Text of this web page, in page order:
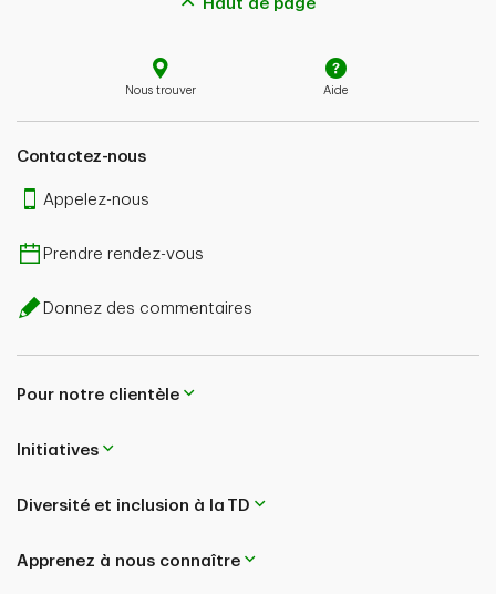
Haut de page
Nous trouver Aide
Contactez-nous
Appelez-nous
Prendre rendez-vous
Donnez des commentaires
Pour notre clientèle
Initiatives
Diversité et inclusion à la TD
Apprenez à nous connaître